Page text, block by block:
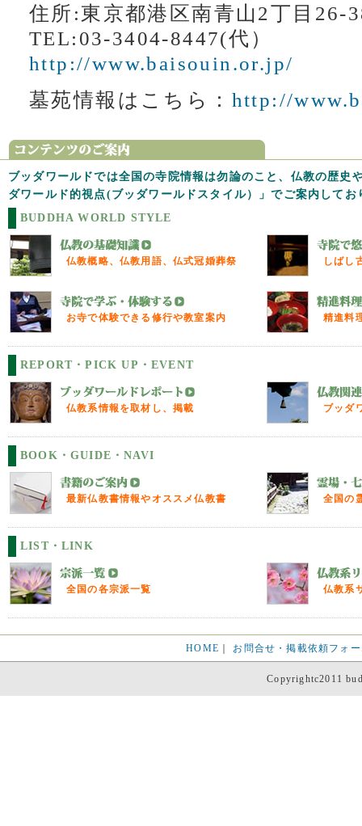
住所:東京都港区南青山2丁目26-
TEL:03-3404-8447(代）
http://www.baisouin.or.jp/
墓苑情報はこちら： http://
ブッダワールドでは全国の寺院情報は勿論のこと、仏教の歴
ダワールド的視点(ブッダワールドスタイル）」でご案内してお
BUDDHA WORLD STYLE
仏教概略、仏教用語、仏式冠婚葬祭 しばし
お寺で体験できる修行や教室案内 精進料
REPORT・PICK UP・EVENT
仏教系情報を取材し、掲載 ブッダ
BOOK・GUIDE・NAVI
最新仏教書情報やオススメ仏教書 全国の
LIST・LINK
全国の各宗派一覧 仏教系
HOME お問合せ・掲載依頼フォ
Copyrightc2011